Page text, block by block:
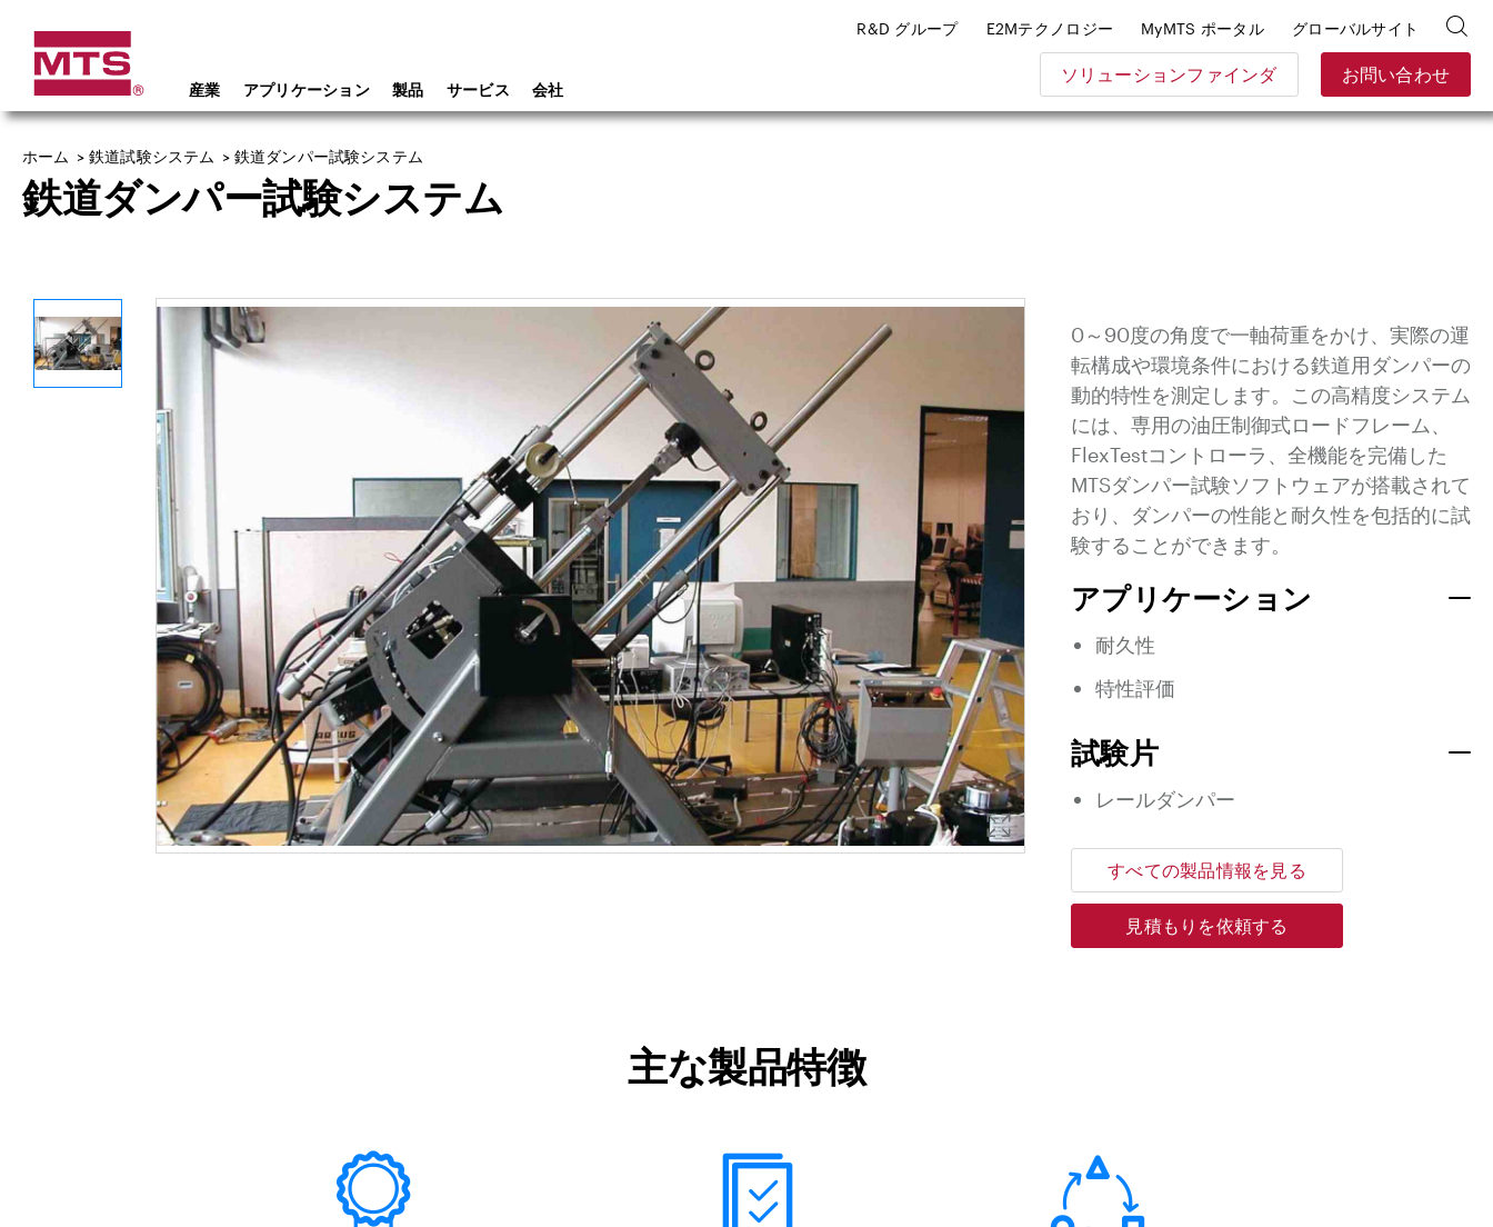
産業 アプリケーション 製品 サービス 会社
ソリューションファインダ お問い合わせ
R&D グループ E2Mテクノロジー MyMTS ポータル グローバルサイト
ホーム >鉄道試験システム > 鉄道ダンパー試験システム
鉄道ダンパー試験システム
0～90度の角度で一軸荷重をかけ、実際の運
転構成や環境条件における鉄道用ダンパーの
動的特性を測定します。 この高精度システム
には、専用の油圧制御式ロードフレーム、
FlexTestコントローラ、全機能を完備した
MTSダンパー試験ソフトウェアが搭載されて
おり、ダンパーの性能と耐久性を包括的に試
験することができます。
アプリケーション
耐久性
特性評価
試験片
レールダンパー
すべての製品情報を見る
見積もりを依頼する
主な製品特徴